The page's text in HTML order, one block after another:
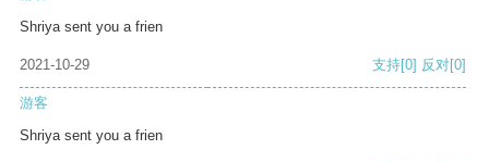
Shriya sent you a frien
2021-10-29 支持[0] 反对[0]
游客
Shriya sent you a frien